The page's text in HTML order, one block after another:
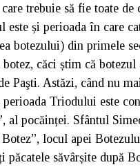
care trebuie să fie toate
este și perioada în care
botezului) din primele
botez, căci știm că
Paşti. Astăzi, când nu
perioada Triodului este
al pocăinței. Sfântul
locul apei
păcatele săvârșite după